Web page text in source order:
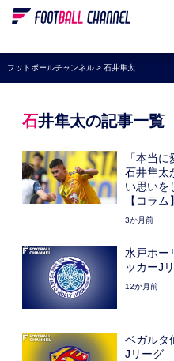
WEリーグ
海外サッカー
プレミアリーグ
ラ・リーガ
ブンデスリーガ
UEFA
ナショナルチーム
高校サッカー
動画
フットボールチャンネル> 石井隼太
石井隼太の記事一覧
「本当
石井隼太
い思いを
【コラム】
3か月前
水戸ホ
ッカーJ
12か月前
ベガル
Jリーグ